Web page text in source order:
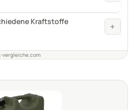
Kraftstoffe
+
vergleiche.com